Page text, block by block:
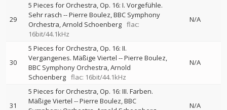
29
5 Pieces for Orchestra, Op. 16: I. Vorgefühle.
Sehr rasch --Pierre Boulez BBC Symphony
Orchestra Arnold Schoenberg flac:
16bit/44.1kHz
N/A
30
5 Pieces for Orchestra, Op. 16: II.
Vergangenes. Mäßige Viertel --Pierre Boulez
BBC Symphony Orchestra Arnold
Schoenberg flac: 16bit/44.1kHz
N/A
31
5 Pieces for Orchestra, Op. 16: III. Farben.
Mäßige Viertel --Pierre Boulez BBC
N/A